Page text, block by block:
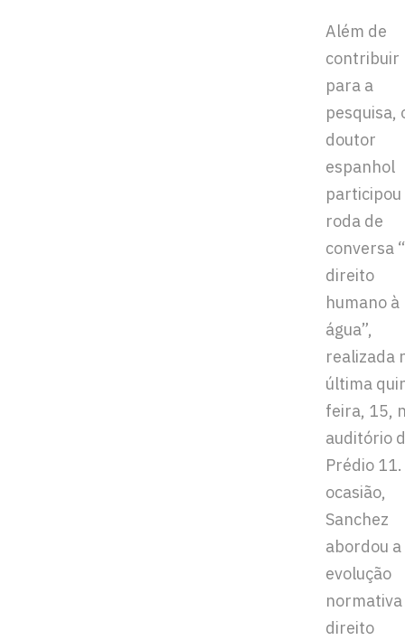
Além de
contribuir
para a
pesquisa,
doutor
espanhol
participou
roda de
conversa
direito
humano à
água”,
realizada
última
feira, 15,
auditório
Prédio
ocasião,
Sanchez
abordou a
evolução
direito